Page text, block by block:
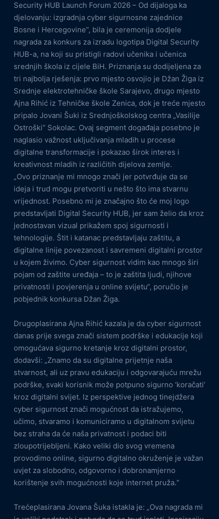
Security HUB Launch Forum 2026 – Od dijaloga ka
djelovanju: izgradnja cyber sigurnosne zajednice
Bosne i Hercegovine“, bila je ceremonija dodjele
nagrada za konkurs za izradu logotipa Digital Security
HUB-a, na koji su pristigli radovi učenika i učenica
srednjih škola iz cijele BiH. Priznanja su dodijeljena za
tri najbolja rješenja: prvo mjesto osvojio je Džan Žiga iz
Srednje elektrotehničke škole Sarajevo, drugo mjesto
Ajna Rihić iz Tehničke škole Zenica, dok je treće mjesto
pripalo Jovani Šuki iz Srednjoškolskog centra „Vasilije
Ostroški“ Sokolac. Ovaj segment događaja posebno je
naglasio važnost uključivanja mladih u procese
digitalne transformacije i pokazao širok interes i
kreativnost mladih iz različitih dijelova zemlje.
„Ovo priznanje mi mnogo znači jer potvrđuje da se
ideja i trud mogu pretvoriti u nešto što ima stvarnu
vrijednost. Posebno mi je značajno što će moj logo
predstavljati Digital Security HUB, jer sam želio da kroz
jednostavan vizual prikažem spoj sigurnosti i
tehnologije. Štit i katanac predstavljaju zaštitu, a
digitalne linije povezanost i savremeni digitalni prostor
u kojem živimo. Cyber sigurnost vidim kao mnogo širi
pojam od zaštite uređaja – to je zaštita ljudi, njihove
privatnosti i povjerenja u online svijetu“, poručio je
pobjednik konkursa Džan Žiga.
Drugoplasirana Ajna Rihić kazala je da cyber sigurnost
danas prije svega znači sistem podrške i edukacije koji
omogućava sigurno kretanje kroz digitalni prostor,
dodavši: „Znamo da su digitalne prijetnje naša
stvarnost, ali uz pravu edukaciju i odgovarajuću mrežu
podrške, svaki korisnik može potpuno sigurno ‘koračati’
kroz digitalni svijet. Iz perspektive jednog tinejdžera
cyber sigurnost znači mogućnost da istražujemo,
učimo, stvaramo i komuniciramo u digitalnom svijetu
bez straha da će naša privatnost i podaci biti
zloupotrijebljeni. Kako veliki dio svog vremena
provodimo online, sigurno digitalno okruženje je važan
uvjet za slobodno, odgovorno i dobronamjerno
korištenje svih mogućnosti koje internet pruža.“
Trećeplasirana Jovana Šuka istakla je: „Ova nagrada mi